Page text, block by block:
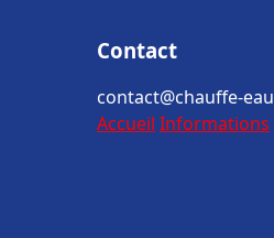
Contact
contact@chauffe-
Accueil Informations